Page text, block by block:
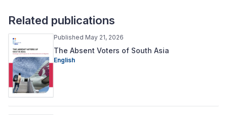
Related publications
Published May 21, 2026
The Absent Voters of South Asia
English